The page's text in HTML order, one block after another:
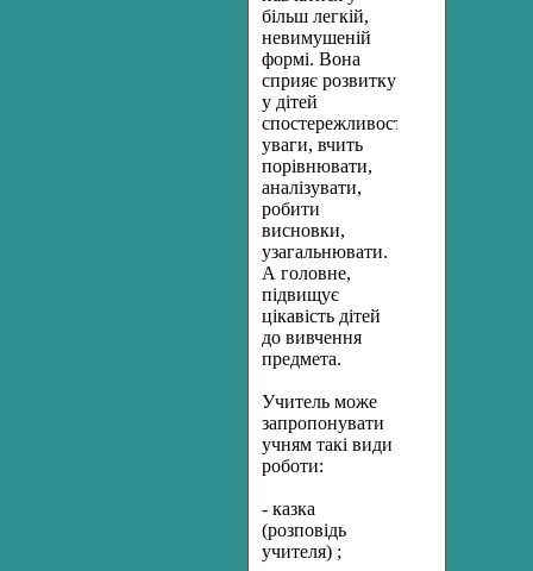
більш легкій,
невимушеній
формі. Вона
сприяє розвитку
у дітей
спостережливості,
уваги, вчить
порівнювати,
аналізувати,
робити
висновки,
узагальнювати.
А головне,
підвищує
цікавість дітей
до вивчення
предмета.
Учитель може
запропонувати
учням такі види
роботи:
- казка
(розповідь
учителя) ;